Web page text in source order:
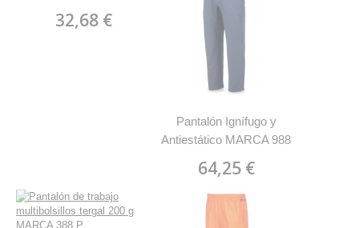
PFY/AA
32,68 €
Pantalón Ignífugo y
Antiestático MARCA 988
64,25 €